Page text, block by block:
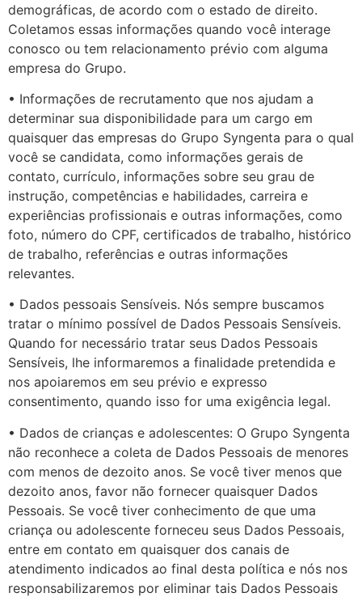
demográficas, de acordo com o estado de direito.
Coletamos essas informações quando você interage
conosco ou tem relacionamento prévio com alguma
empresa do Grupo.
• Informações de recrutamento que nos ajudam a
determinar sua disponibilidade para um cargo em
quaisquer das empresas do Grupo Syngenta para o qual
você se candidata, como informações gerais de
contato, currículo, informações sobre seu grau de
instrução, competências e habilidades, carreira e
experiências profissionais e outras informações, como
foto, número do CPF, certificados de trabalho, histórico
de trabalho, referências e outras informações
relevantes.
• Dados pessoais Sensíveis. Nós sempre buscamos
tratar o mínimo possível de Dados Pessoais Sensíveis.
Quando for necessário tratar seus Dados Pessoais
Sensíveis, lhe informaremos a finalidade pretendida e
nos apoiaremos em seu prévio e expresso
consentimento, quando isso for uma exigência legal.
• Dados de crianças e adolescentes: O Grupo Syngenta
não reconhece a coleta de Dados Pessoais de menores
com menos de dezoito anos. Se você tiver menos que
dezoito anos, favor não fornecer quaisquer Dados
Pessoais. Se você tiver conhecimento de que uma
criança ou adolescente forneceu seus Dados Pessoais,
entre em contato em quaisquer dos canais de
atendimento indicados ao final desta política e nós nos
responsabilizaremos por eliminar tais Dados Pessoais